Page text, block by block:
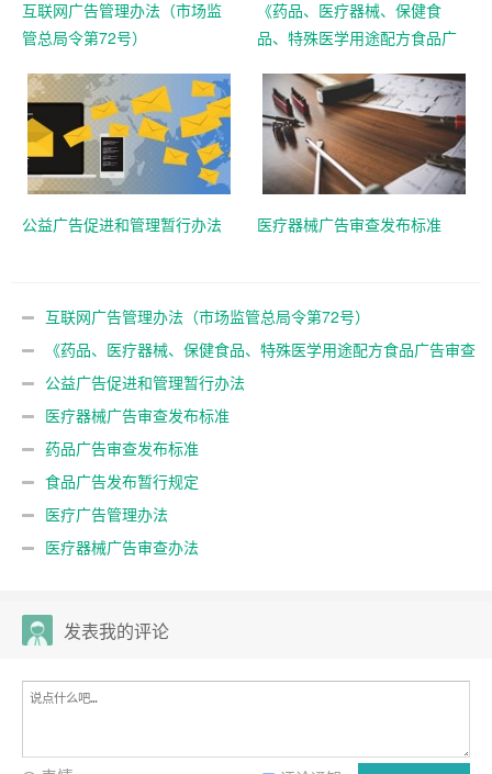
互联网广告管理办法（市场监
管总局令第72号）
《药品、医疗器械、保健食
品、特殊医学用途配方食品广
令）
公益广告促进和管理暂行办法 医疗器械广告审查发布标准
互联网广告管理办法（市场监管总局令第72号）
《药品、医疗器械、保健食品、特殊医学用途配方食品广告审查
管理暂行办法》（21号令）
公益广告促进和管理暂行办法
医疗器械广告审查发布标准
药品广告审查发布标准
食品广告发布暂行规定
医疗广告管理办法
医疗器械广告审查办法
发表我的评论